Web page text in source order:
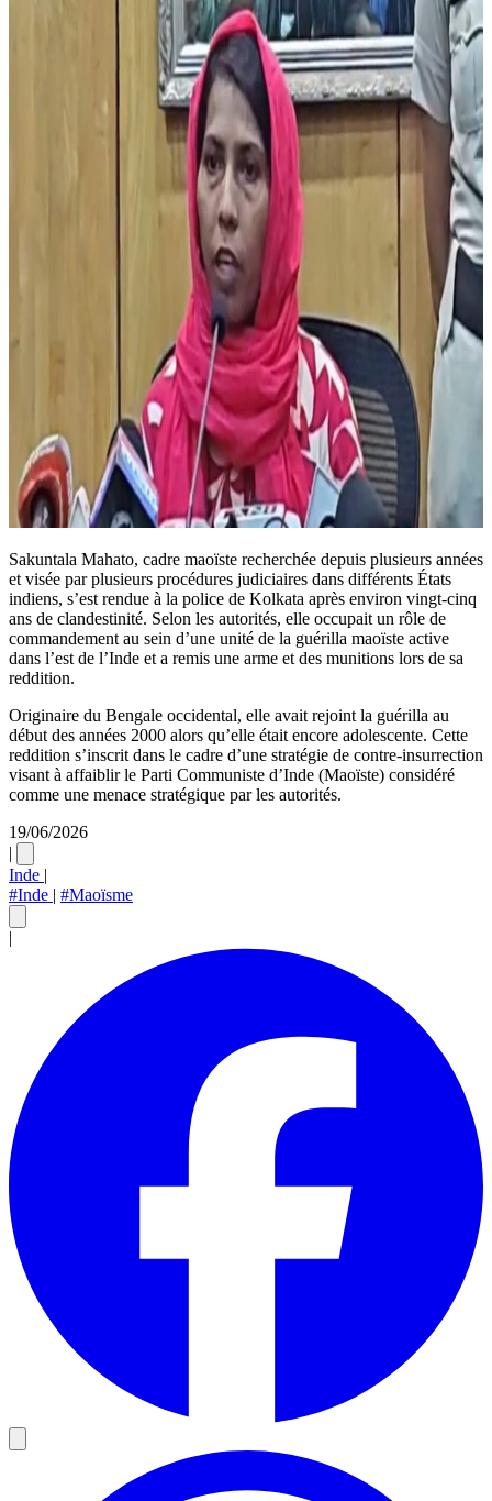
Sakuntala Mahato, cadre maoïste recherchée depuis plusieurs années
et visée par plusieurs procédures judiciaires dans différents États
indiens, s’est rendue à la police de Kolkata après environ vingt-cinq
ans de clandestinité. Selon les autorités, elle occupait un rôle de
commandement au sein d’une unité de la guérilla maoïste active
dans l’est de l’Inde et a remis une arme et des munitions lors de sa
reddition.
Originaire du Bengale occidental, elle avait rejoint la guérilla au
début des années 2000 alors qu’elle était encore adolescente. Cette
reddition s’inscrit dans le cadre d’une stratégie de contre-insurrection
visant à affaiblir le Parti Communiste d’Inde (Maoïste) considéré
comme une menace stratégique par les autorités.
19/06/2026
|
Inde |
#Inde | #Maoïsme
|